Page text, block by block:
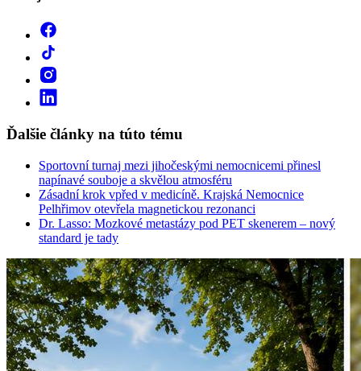
Ďalšie články na túto tému
Sportovní turnaj mezi jihočeskými nemocnicemi přinesl
napínavé souboje a skvělou atmosféru
Zásadní krok vpřed v medicíně. Krajská Nemocnice
Pelhřimov otevřela magnetickou rezonanci
Dr. Lasso: Mozkové metastázy pod PET skenerem – nový
standard je tady